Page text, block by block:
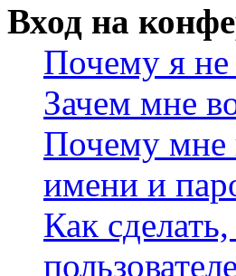
Вход на
Почему я
Зачем мне
Почему мне
имени и
Как